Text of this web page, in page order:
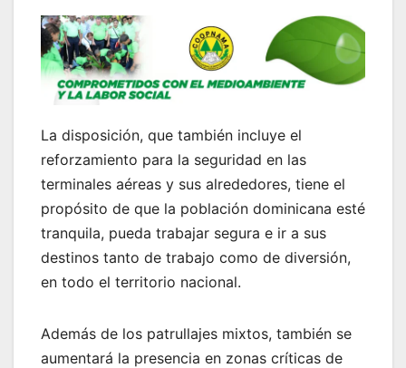
La disposición, que también incluye el
reforzamiento para la seguridad en las
terminales aéreas y sus alrededores, tiene el
propósito de que la población dominicana esté
tranquila, pueda trabajar segura e ir a sus
destinos tanto de trabajo como de diversión,
en todo el territorio nacional.
Además de los patrullajes mixtos, también se
aumentará la presencia en zonas críticas de